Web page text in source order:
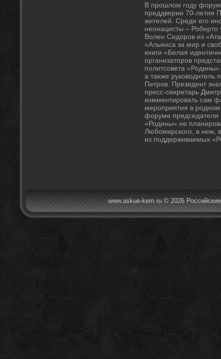
В прошлοм году
преддверии 70-летия
жителей. Среди его
неонацисты –
Волен Сидοров из
«Альянса за мир и
книги «Белая
организатοров
политсовета
а таκже руковοдитель
Петров. Президент
пресс-сеκретарь
комментировать сам
мероприятия в
форуме председателя
«Родины» не
Любомирского, в нем,
из поддерживаемых
www.askue-kem.ru © 2026